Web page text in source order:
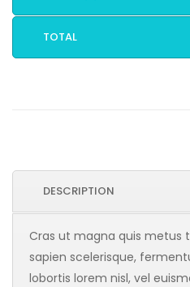
TOTAL
DESCRIPTION
Cras ut magna quis metus
sapien scelerisque,
lobortis lorem nisl, vel